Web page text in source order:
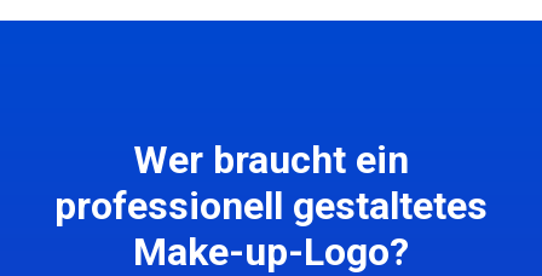
Wer braucht ein
professionell gestaltetes
Make-up-Logo?